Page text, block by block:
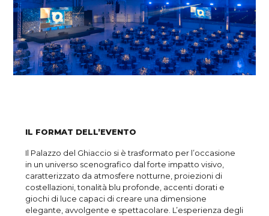
IL FORMAT DELL’EVENTO
Il Palazzo del Ghiaccio si è trasformato per l’occasione
in un universo scenografico dal forte impatto visivo,
caratterizzato da atmosfere notturne, proiezioni di
costellazioni, tonalità blu profonde, accenti dorati e
giochi di luce capaci di creare una dimensione
elegante, avvolgente e spettacolare. L’esperienza degli